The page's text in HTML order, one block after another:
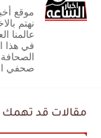
موقع
نهتم
عالمنا
في هذا
صحفي
مقالات قد تهمك